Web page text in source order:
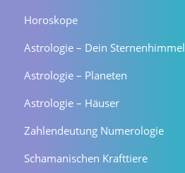
Horoskope
Astrologie – Dein Sternenhimmel
Astrologie – Planeten
Astrologie – Häuser
Zahlendeutung Numerologie
Schamanischen Krafttiere